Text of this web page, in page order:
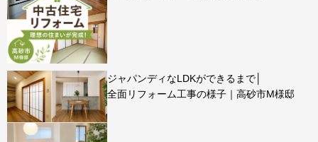
ジャパンディなLDKができるまで│
全面リフォーム工事の様子｜高砂市M様邸